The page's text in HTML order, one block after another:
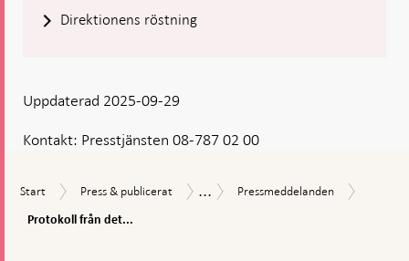
Direktionens röstning
Kontakt: Presstjänsten 08-787 02 00
Uppdaterad 2025-09-29
Start
Start
Press
publicerat
Press & publicerat
Nyheter
... Pressmeddelanden
Pressmeddelanden
Protokoll från det...